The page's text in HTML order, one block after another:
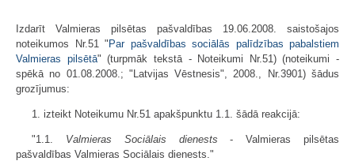
Izdarīt Valmieras pilsētas pašvaldības 19.06.2008. saistošajos
noteikumos Nr.51 " Par pašvaldības sociālās palīdzības pabalstiem
Valmieras pilsētā" (turpmāk tekstā - Noteikumi Nr.51) (noteikumi -
spēkā no 01.08.2008.; "Latvijas Vēstnesis", 2008., Nr.3901) šādus
grozījumus:
1. izteikt Noteikumu Nr.51 apakšpunktu 1.1. šādā reakcijā:
"1.1. Valmieras Sociālais dienests - Valmieras pilsētas
pašvaldības Valmieras Sociālais dienests."